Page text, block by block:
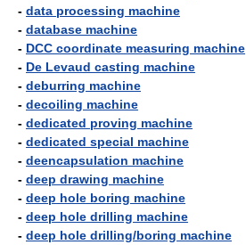
- data processing machine
- database machine
- DCC coordinate measuring machine
- De Levaud casting machine
- deburring machine
- decoiling machine
- dedicated proving machine
- dedicated special machine
- deencapsulation machine
- deep drawing machine
- deep hole boring machine
- deep hole drilling machine
- deep hole drilling/boring machine